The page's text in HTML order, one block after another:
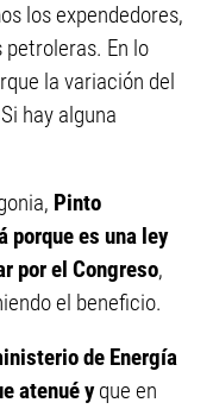
los expendedores,
petroleras. En lo
la variación del
hay alguna
Pinto
porque es una ley
por el Congreso,
el beneficio.
de Energía
atenué yque en